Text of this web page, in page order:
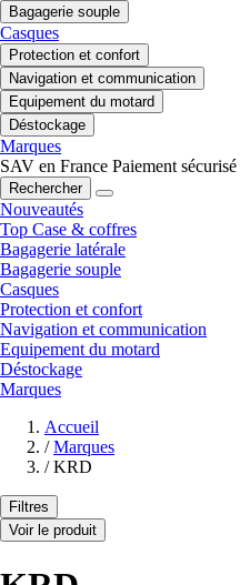
Bagagerie souple
Casques
Protection et confort
Navigation et communication
Equipement du motard
Déstockage
Marques
SAV en France Paiement sécurisé
Rechercher
Nouveautés
Top Case & coffres
Bagagerie latérale
Bagagerie souple
Casques
Protection et confort
Navigation et communication
Equipement du motard
Déstockage
Marques
Accueil
/ Marques
/ KRD
Filtres
Voir le produit